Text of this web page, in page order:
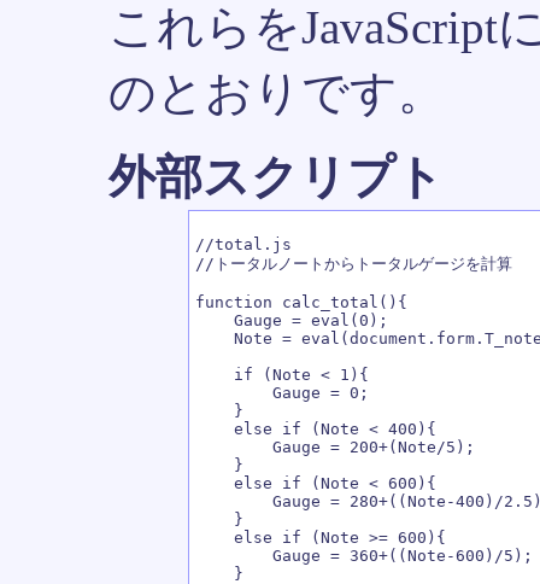
これらをJavaScript
のとおりです。
外部スクリプト
//total.js
//トータルノートからトータルゲージを計算
function calc_total(){
    Gauge = eval(0);
Note =
    if (Note < 1){
        Gauge = 0;
    }
    else if (Note < 400){
        Gauge = 200+(Note/5);
    }
    else if (Note < 600){
Gauge = 280+((Note-400)/
    }
    else if (Note >= 600){
        Gauge = 360+((Note-600)/5);
    }